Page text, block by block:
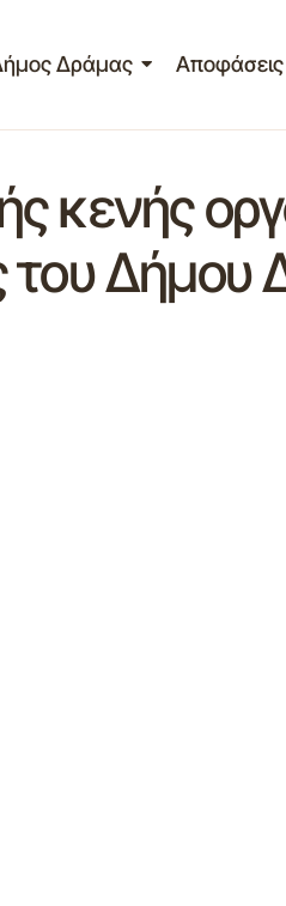
Δράμας Αποφάσεις
κενής
του Δήμου